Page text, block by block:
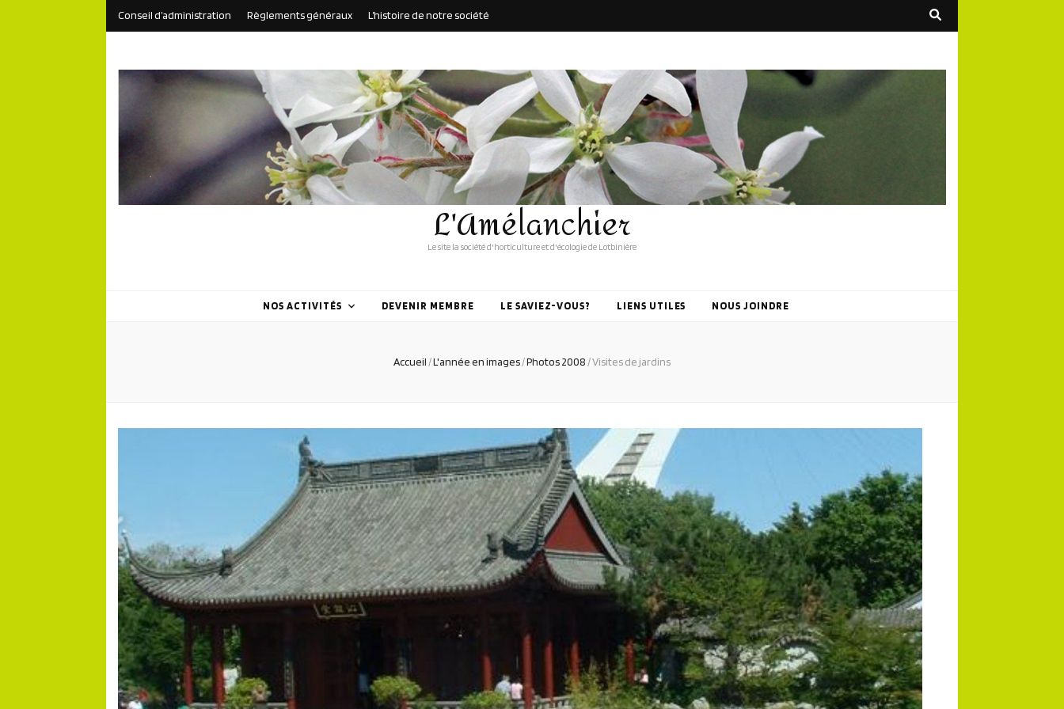
Conseil d’administration Règlements généraux L’histoire de notre société
L'Amélanchier
Le site la société d'horticulture et d'écologie de Lotbinière
NOS ACTIVITÉS DEVENIR MEMBRE LE SAVIEZ-VOUS? LIENS UTILES NOUS JOINDRE
Accueil/L'année en images/Photos 2008/Visites de jardins